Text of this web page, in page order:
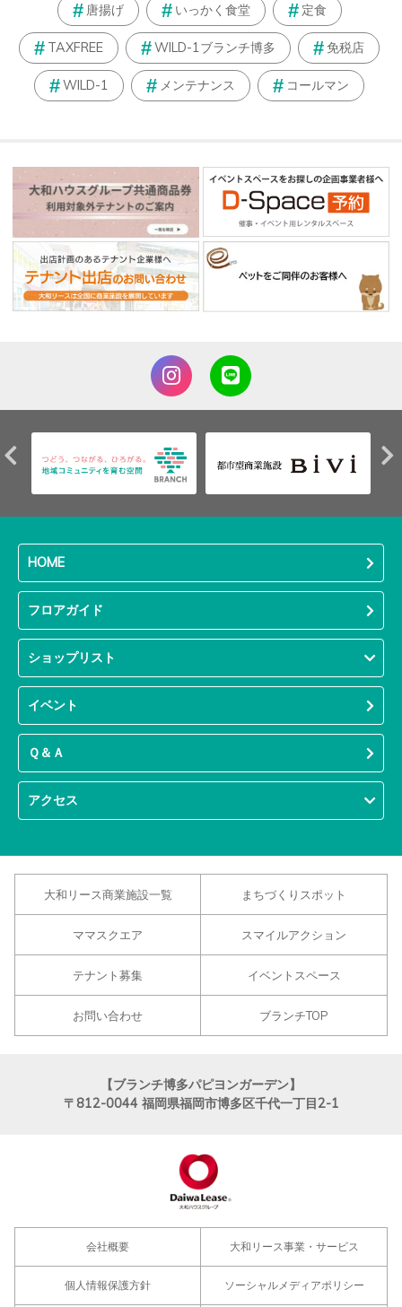
唐揚げ いっかく食堂 定食
TAXFREE WILD-1ブランチ博多 免税店
WILD-1 メンテナンス コールマン
HOME
フロアガイド
ショップリスト
イベント
Ｑ＆Ａ
アクセス
大和リース商業施設一覧 まちづくりスポット
ママスクエア スマイルアクション
テナント募集 イベントスペース
お問い合わせ ブランチTOP
【ブランチ博多パピヨンガーデン】
〒812-0044 福岡県福岡市博多区千代一丁目2-1
会社概要 大和リース事業・サービス
個人情報保護方針 ソーシャルメディアポリシー